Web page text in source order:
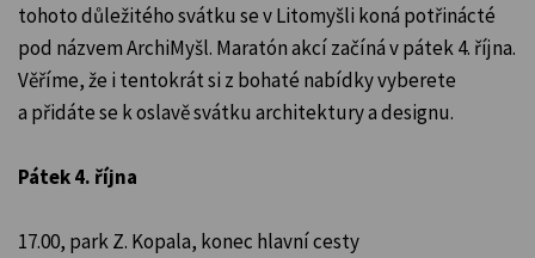
tohoto důležitého svátku se v Litomyšli koná potřinácté
pod názvem ArchiMyšl. Maratón akcí začíná v pátek 4. října.
Věříme, že i tentokrát si z bohaté nabídky vyberete
a přidáte se k oslavě svátku architektury a designu.
Pátek 4. října
17.00, park Z. Kopala, konec hlavní cesty